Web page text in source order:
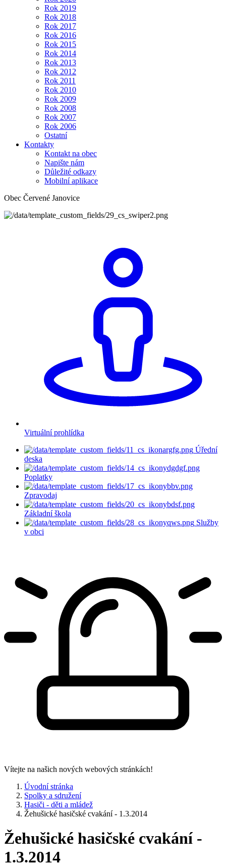
Rok 2019
Rok 2018
Rok 2017
Rok 2016
Rok 2015
Rok 2014
Rok 2013
Rok 2012
Rok 2011
Rok 2010
Rok 2009
Rok 2008
Rok 2007
Rok 2006
Ostatní
Kontakty
Kontakt na obec
Napište nám
Důležité odkazy
Mobilní aplikace
Obec Červené Janovice
Virtuální prohlídka
Úřední
deska
Poplatky
Zpravodaj
Základní škola
Služby
v obci
Vítejte na našich nových webových stránkách!
Úvodní stránka
Spolky a sdružení
Hasiči - děti a mládež
Žehušické hasičské cvakání - 1.3.2014
Žehušické hasičské cvakání -
1.3.2014